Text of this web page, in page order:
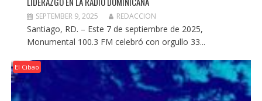
SEPTEMBER 9, 2025 REDACCION
Santiago, RD. – Este 7 de septiembre de 2025,
Monumental 100.3 FM celebró con orgullo 33...
El Cibao